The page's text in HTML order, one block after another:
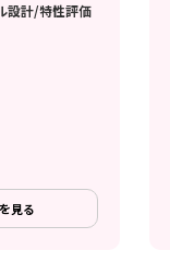
設計/特性評価
見る